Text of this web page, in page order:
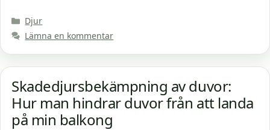
Kategorier
Djur
Lämna en kommentar
Skadedjursbekämpning av duvor:
Hur man hindrar duvor från att landa
på min balkong